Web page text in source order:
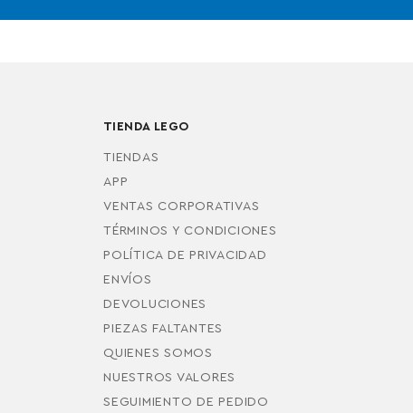
TIENDA LEGO
TIENDAS
APP
VENTAS CORPORATIVAS
TÉRMINOS Y CONDICIONES
POLÍTICA DE PRIVACIDAD
ENVÍOS
DEVOLUCIONES
PIEZAS FALTANTES
QUIENES SOMOS
NUESTROS VALORES
SEGUIMIENTO DE PEDIDO